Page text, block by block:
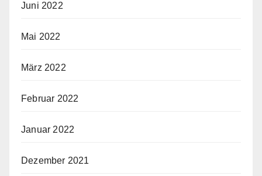
Juni 2022
Mai 2022
März 2022
Februar 2022
Januar 2022
Dezember 2021